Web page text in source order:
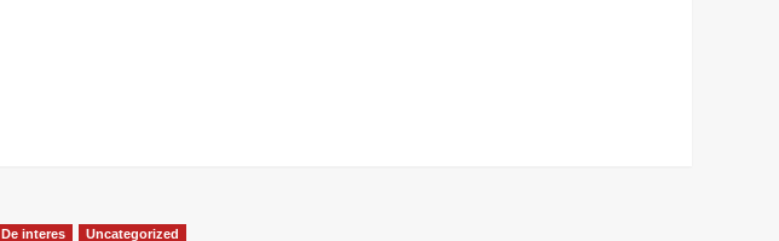
De interes Uncategorized